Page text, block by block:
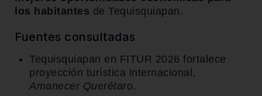
los habitantes de Tequisquiapan.
Fuentes consultadas
Tequisquiapan en FITUR 2026 fortalece
proyección turística internacional,
Amanecer Querétaro.